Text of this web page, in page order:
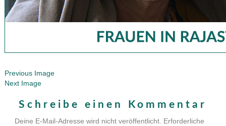
Previous Image
Next Image
Schreibe einen Kommentar
Deine E-Mail-Adresse wird nicht veröffentlicht. Erforderliche